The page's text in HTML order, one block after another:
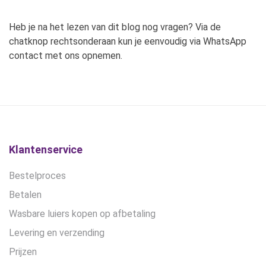
Heb je na het lezen van dit blog nog vragen? Via de
chatknop rechtsonderaan kun je eenvoudig via WhatsApp
contact met ons opnemen.
Klantenservice
Bestelproces
Betalen
Wasbare luiers kopen op afbetaling
Levering en verzending
Prijzen